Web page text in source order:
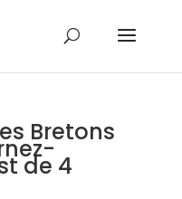
Bretons
de 4